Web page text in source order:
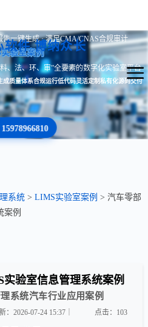
软件 博纳众长
告一键生成 · 满足CMA/CNAS合规审计
验室案例
、法、环、审”全要素的数字化实验室平台
成质量体系合规运行低代码灵活定制私有化源码交付
系统> LIMS实验室案例 > 汽车零部
案例
验室信息管理系统案例
系统汽车行业应用案例
：2026-07-24 15:37｜ 点击： 103